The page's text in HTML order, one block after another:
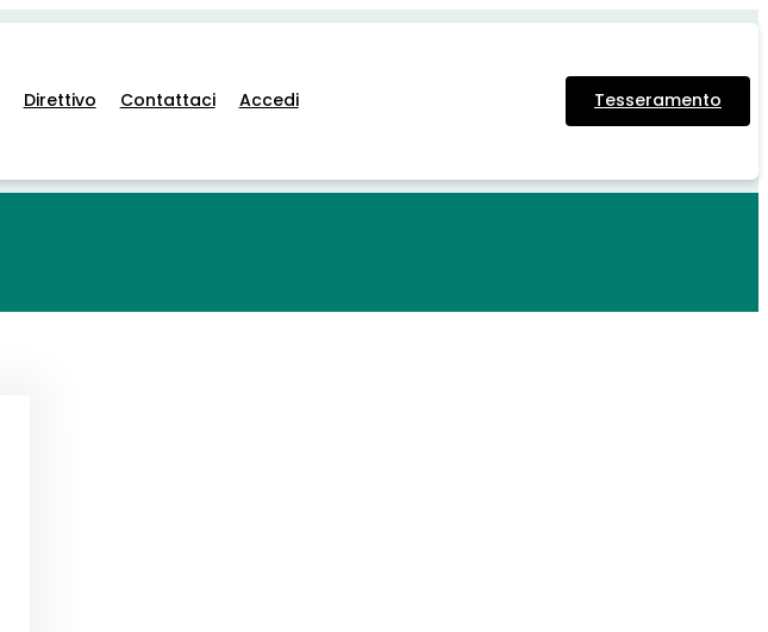
Direttivo Contattaci Accedi Tesseramento